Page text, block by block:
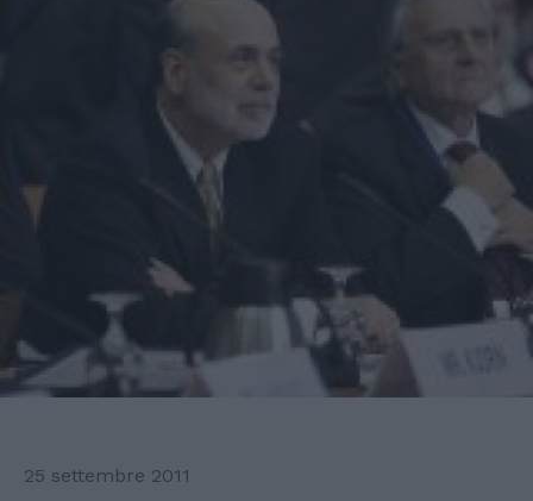
25 settembre 2011